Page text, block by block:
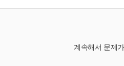
계속해서 문제